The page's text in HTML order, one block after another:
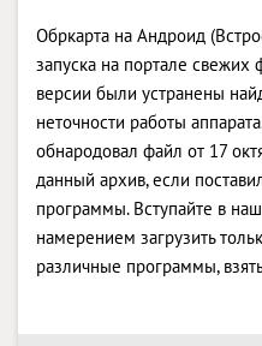
Обркарта на Андроид
запуска на портале свежих
версии были устранены
неточности работы
обнародовал файл от 17
данный архив, если
программы. Вступайте в
намерением загрузить
различные программы,